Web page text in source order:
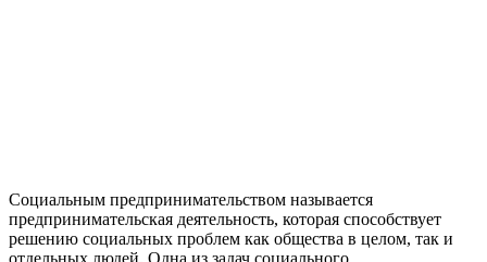
Социальным предпринимательством называется
предпринимательская деятельность, которая способствует
решению социальных проблем как общества в целом, так и
отдельных людей. Одна из задач социального